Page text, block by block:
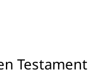
Testament